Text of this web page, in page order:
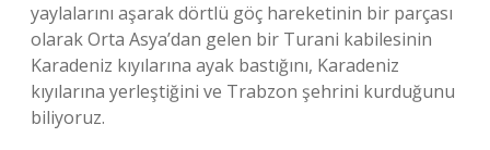
yaylalarını aşarak dörtlü göç hareketinin bir parçası
olarak Orta Asya’dan gelen bir Turani kabilesinin
Karadeniz kıyılarına ayak bastığını, Karadeniz
kıyılarına yerleştiğini ve Trabzon şehrini kurduğunu
biliyoruz.